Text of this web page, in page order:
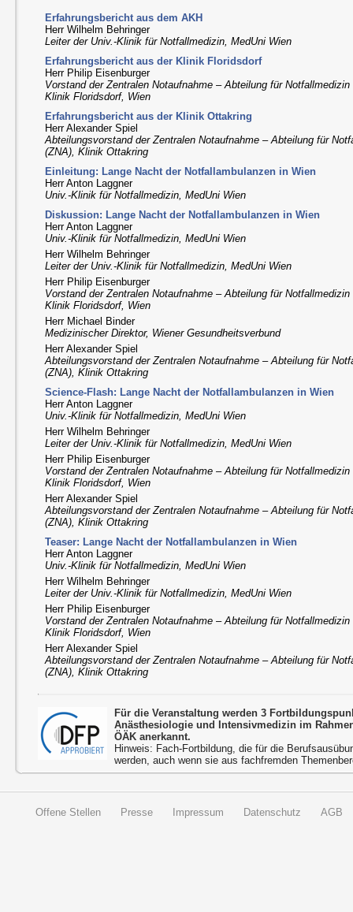
Erfahrungsbericht aus dem AKH
Herr Wilhelm Behringer
Leiter der Univ.-Klinik für Notfallmedizin, MedUni Wien
Erfahrungsbericht aus der Klinik Floridsdorf
Herr Philip Eisenburger
Vorstand der Zentralen Notaufnahme – Abteilung für
Klinik Floridsdorf, Wien
Erfahrungsbericht aus der Klinik Ottakring
Herr Alexander Spiel
Abteilungsvorstand der Zentralen Notaufnahme – Abteilung für
(ZNA), Klinik Ottakring
Einleitung: Lange Nacht der Notfallambulanzen in Wien
Herr Anton Laggner
Univ.-Klinik für Notfallmedizin, MedUni Wien
Diskussion: Lange Nacht der Notfallambulanzen in Wien
Herr Anton Laggner
Univ.-Klinik für Notfallmedizin, MedUni Wien
Herr Wilhelm Behringer
Leiter der Univ.-Klinik für Notfallmedizin, MedUni Wien
Herr Philip Eisenburger
Vorstand der Zentralen Notaufnahme – Abteilung für
Klinik Floridsdorf, Wien
Herr Michael Binder
Medizinischer Direktor, Wiener Gesundheitsverbund
Herr Alexander Spiel
Abteilungsvorstand der Zentralen Notaufnahme – Abteilung für
(ZNA), Klinik Ottakring
Science-Flash: Lange Nacht der Notfallambulanzen in Wien
Herr Anton Laggner
Univ.-Klinik für Notfallmedizin, MedUni Wien
Herr Wilhelm Behringer
Leiter der Univ.-Klinik für Notfallmedizin, MedUni Wien
Herr Philip Eisenburger
Vorstand der Zentralen Notaufnahme – Abteilung für
Klinik Floridsdorf, Wien
Herr Alexander Spiel
Abteilungsvorstand der Zentralen Notaufnahme – Abteilung für
(ZNA), Klinik Ottakring
Teaser: Lange Nacht der Notfallambulanzen in Wien
Herr Anton Laggner
Univ.-Klinik für Notfallmedizin, MedUni Wien
Herr Wilhelm Behringer
Leiter der Univ.-Klinik für Notfallmedizin, MedUni Wien
Herr Philip Eisenburger
Vorstand der Zentralen Notaufnahme – Abteilung für
Klinik Floridsdorf, Wien
Herr Alexander Spiel
Abteilungsvorstand der Zentralen Notaufnahme – Abteilung für
(ZNA), Klinik Ottakring
Für die Veranstaltung werden 3
Anästhesiologie und Intensivmedizin im
ÖÄK anerkannt.
Hinweis: Fach-Fortbildung, die für die
werden, auch wenn sie aus fachfremden
Offene Stellen Presse Impressum Datenschutz AGB